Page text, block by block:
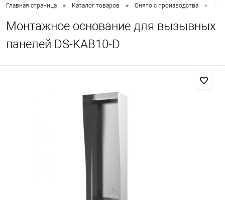
Главная страница • Каталог товаров • Снято с производства •
Монтажное основание для вызывных
панелей DS-KAB10-D